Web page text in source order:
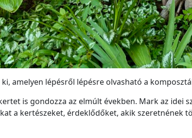
amelyen lépésről lépésre olvasható a
is gondozza az elmúlt években. Mark az idei
a kertészeket, érdeklődőket, akik szeretnének